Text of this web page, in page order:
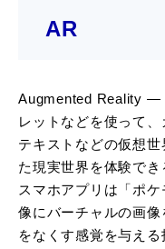
AR
Augmented Reality ―
レットなどを使って
テキストなどの仮想
た現実世界を体験で
スマホアプリは「ポ
像にバーチャルの画
をなくす感覚を与え